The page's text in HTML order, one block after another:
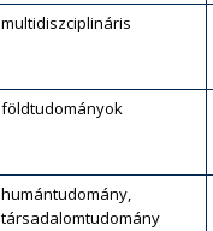
multidiszciplináris
földtudományok
humántudomány,
társadalomtudomány